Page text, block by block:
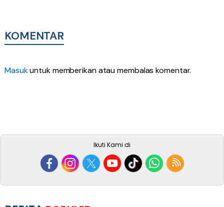
KOMENTAR
Masukuntuk memberikan atau membalas komentar.
Ikuti Kami di